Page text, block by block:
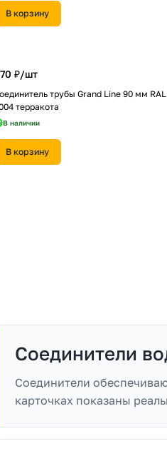
В корзину
₽/шт
трубы Grand Line 90 мм RAL
терракота
В наличии
В корзину
490 ₽/шт
темно-коричневый
В наличии
В корзину